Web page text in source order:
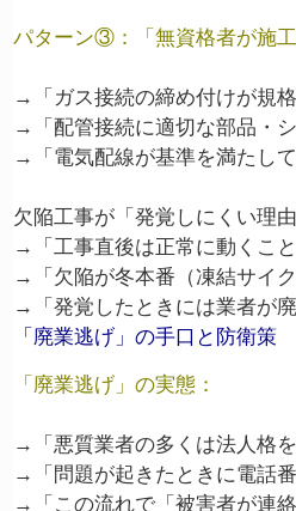
パターン③：「無資格者が施
→「ガス接続の締め付けが規
→「配管接続に適切な部品・
→「電気配線が基準を満たして
欠陥工事が「発覚しにくい理由
→「工事直後は正常に動くこ
→「欠陥が冬本番（凍結サイ
「廃業逃げ」の手口と防衛策
「廃業逃げ」の実態：
→「悪質業者の多くは法人格
→「問題が起きたときに電話
→「この流れで「被害者が連